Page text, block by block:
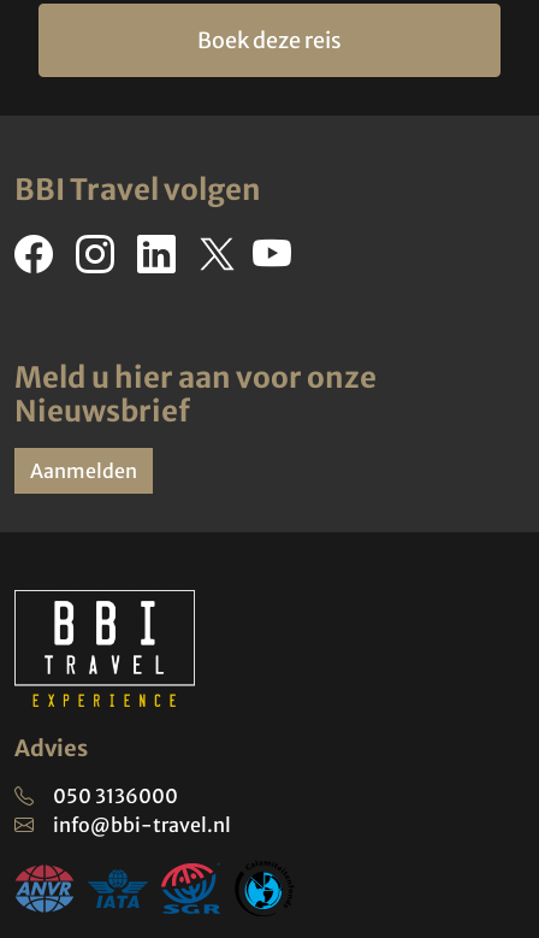
Boek deze reis
BBI Travel volgen
Meld u hier aan voor onze
Nieuwsbrief
Aanmelden
Advies
050 3136000
info@bbi-travel.nl